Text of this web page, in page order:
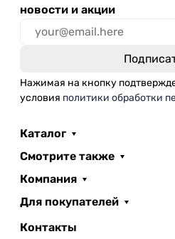
новости и акции
Нажимая на кнопку
условия политики обработки
Каталог
Смотрите также
Компания
Для покупателей
Контакты